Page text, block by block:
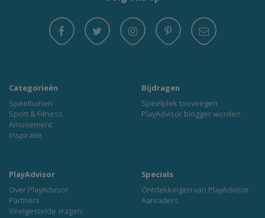
Categorieën
Speeltuinen
Sport & Fitness
Amusement
Inspiratie
Bijdragen
Speelplek toevoegen
PlayAdvisor blogger worden
PlayAdvisor
Over PlayAdvisor
Partners
Veelgestelde vragen
Specials
Ontdekkingen van PlayAdvisor
Aanraders